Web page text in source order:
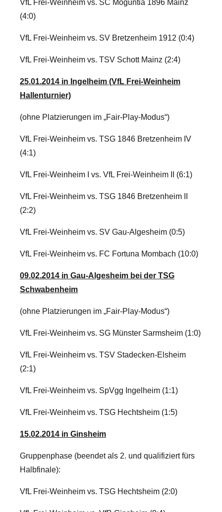
VfL Frei-Weinheim vs. SC Moguntia 1896 Mainz
(4:0)
VfL Frei-Weinheim vs. SV Bretzenheim 1912 (0:4)
VfL Frei-Weinheim vs. TSV Schott Mainz (2:4)
25.01.2014 in Ingelheim (VfL Frei-Weinheim
Hallenturnier)
(ohne Platzierungen im „Fair-Play-Modus“)
VfL Frei-Weinheim vs. TSG 1846 Bretzenheim IV
(4:1)
VfL Frei-Weinheim I vs. VfL Frei-Weinheim II (6:1)
VfL Frei-Weinheim vs. TSG 1846 Bretzenheim II
(2:2)
VfL Frei-Weinheim vs. SV Gau-Algesheim (0:5)
VfL Frei-Weinheim vs. FC Fortuna Mombach (10:0)
09.02.2014 in Gau-Algesheim bei der TSG
Schwabenheim
(ohne Platzierungen im „Fair-Play-Modus“)
VfL Frei-Weinheim vs. SG Münster Sarmsheim (1:0)
VfL Frei-Weinheim vs. TSV Stadecken-Elsheim
(2:1)
VfL Frei-Weinheim vs. SpVgg Ingelheim (1:1)
VfL Frei-Weinheim vs. TSG Hechtsheim (1:5)
15.02.2014 in Ginsheim
Gruppenphase (beendet als 2. und qualifiziert fürs
Halbfinale):
VfL Frei-Weinheim vs. TSG Hechtsheim (2:0)